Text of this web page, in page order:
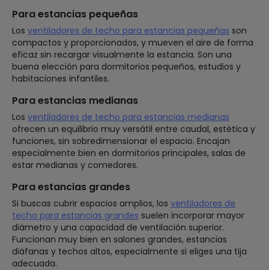
Para estancias pequeñas
Los ventiladores de techo para estancias pequeñas son
compactos y proporcionados, y mueven el aire de forma
eficaz sin recargar visualmente la estancia. Son una
buena elección para dormitorios pequeños, estudios y
habitaciones infantiles.
Para estancias medianas
Los ventiladores de techo para estancias medianas
ofrecen un equilibrio muy versátil entre caudal, estética y
funciones, sin sobredimensionar el espacio. Encajan
especialmente bien en dormitorios principales, salas de
estar medianas y comedores.
Para estancias grandes
Si buscas cubrir espacios amplios, los ventiladores de
techo para estancias grandes suelen incorporar mayor
diámetro y una capacidad de ventilación superior.
Funcionan muy bien en salones grandes, estancias
diáfanas y techos altos, especialmente si eliges una tija
adecuada.